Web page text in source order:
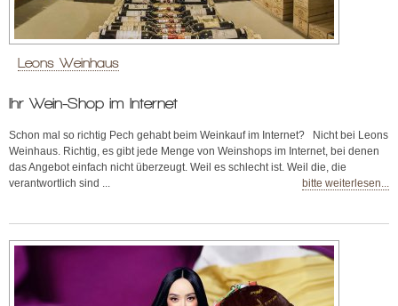
Leons Weinhaus
Ihr Wein-Shop im Internet
Schon mal so richtig Pech gehabt beim Weinkauf im Internet? Nicht bei Leons
Weinhaus. Richtig, es gibt jede Menge von Weinshops im Internet, bei denen
das Angebot einfach nicht überzeugt. Weil es schlecht ist. Weil die, die
verantwortlich sind ...
bitte weiterlesen...